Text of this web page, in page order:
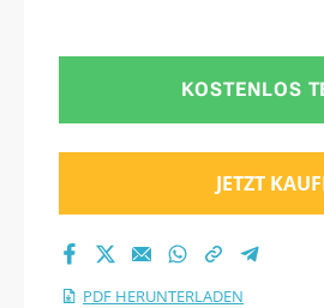
KOSTENLOS
JETZT
PDF HERUNTERLADEN